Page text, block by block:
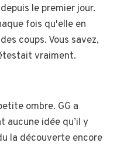
le premier jour.
fois qu'elle en
coups. Vous savez,
vraiment.
ombre. GG a
aucune idée qu’il y
la découverte encore